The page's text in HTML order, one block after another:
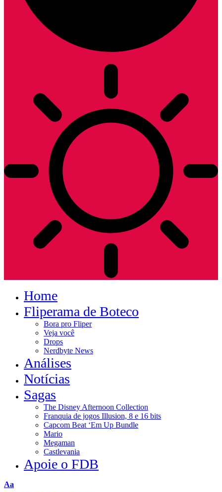
Home
Fliperama de Boteco
Bora pro Fliper
Veja você
Drops
Nerdbyte News
Análises
Notícias
Sagas
The Disney Afternoon Collection
Franquia de jogos Illusion, 8 e 16 bits
Capcom Beat ‘Em Up Bundle
Mario
Megaman
Castlevania
Apoie o FDB
Redimensionar
Aa